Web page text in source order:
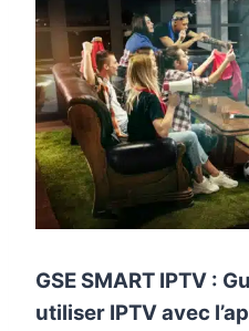
GSE SMART IPTV :
utiliser IPTV avec